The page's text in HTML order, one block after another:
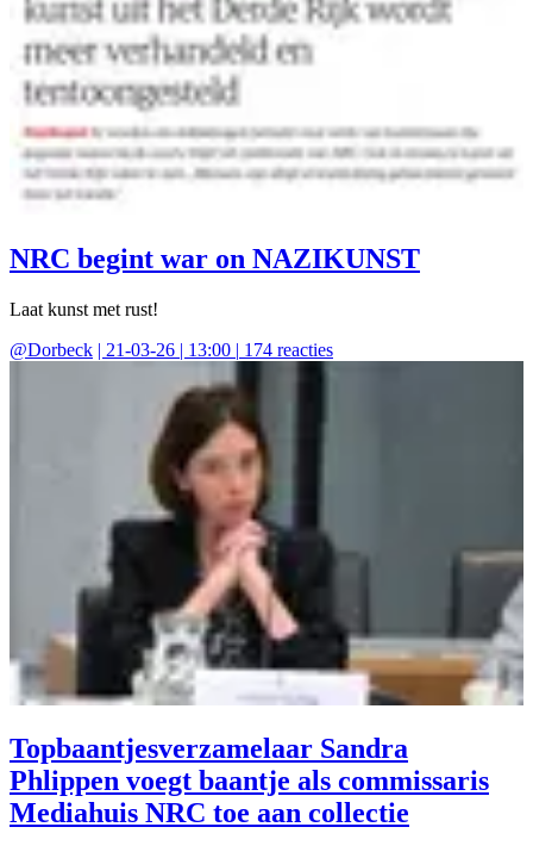
NRC begint war on NAZIKUNST
Laat kunst met rust!
@Dorbeck | 21-03-26 | 13:00 | 174 reacties
Topbaantjesverzamelaar Sandra
Phlippen voegt baantje als commissaris
Mediahuis NRC toe aan collectie